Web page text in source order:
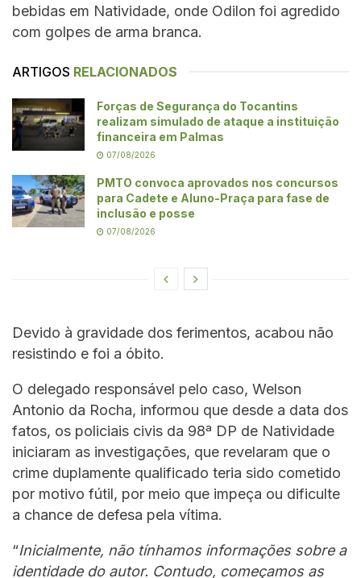
bebidas em Natividade, onde Odilon foi agredido
com golpes de arma branca.
ARTIGOS RELACIONADOS
Forças de Segurança do Tocantins
realizam simulado de ataque a instituição
financeira em Palmas
07/08/2026
PMTO convoca aprovados nos concursos
para Cadete e Aluno-Praça para fase de
inclusão e posse
07/08/2026
Devido à gravidade dos ferimentos, acabou não
resistindo e foi a óbito.
O delegado responsável pelo caso, Welson
Antonio da Rocha, informou que desde a data dos
fatos, os policiais civis da 98ª DP de Natividade
iniciaram as investigações, que revelaram que o
crime duplamente qualificado teria sido cometido
por motivo fútil, por meio que impeça ou dificulte
a chance de defesa pela vítima.
“Inicialmente, não tínhamos informações sobre a
identidade do autor. Contudo, começamos as